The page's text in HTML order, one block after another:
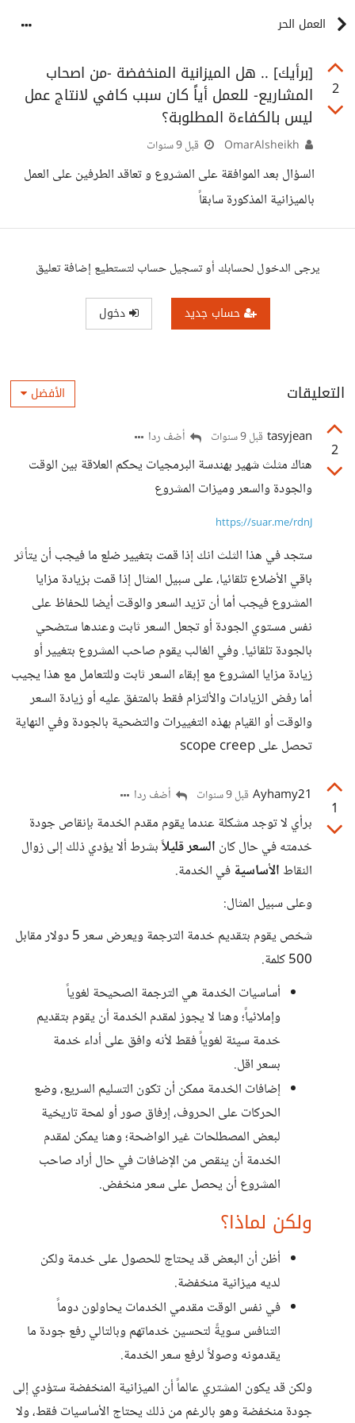
العمل الحر
2
[برأيك] .. هل الميزانية المنخفضة -من اصحاب
المشاريع- للعمل أياً كان سبب كافي لانتاج عمل
ليس بالكفاءة المطلوبة؟
قبل 9 سنوات
السؤال بعد الموافقة على المشروع و تعاقد الطرفين على العمل
بالميزانية المذكورة سابقاً
يرجى الدخول لحسابك أو تسجيل حساب لتستطيع إضافة تعليق
حساب جديد دخول
التعليقات الأفضل
2
tasyjean قبل 9 سنوات أضف ردا
هناك مثلث شهير بهندسة البرمجيات يحكم العلاقة بين الوقت
والجودة والسعر وميزات المشروع
https://suar.me/rdnJ
ستجد في هذا الثلث انك إذا قمت بتغيير ضلع ما فيجب أن يتأثر
باقي الأضلاع تلقائيا، على سبيل المثال إذا قمت بزيادة مزايا
المشروع فيجب أما أن تزيد السعر والوقت أيضا للحفاظ على
نفس مستوي الجودة أو تجعل السعر ثابت وعندها ستضحي
بالجودة تلقائيا. وفي الغالب يقوم صاحب المشروع بتغيير أو
زيادة مزايا المشروع مع إبقاء السعر ثابت وللتعامل مع هذا يجيب
أما رفض الزيادات والألتزام فقط بالمتفق عليه أو زيادة السعر
والوقت أو القيام بهذه التغييرات والتضحية بالجودة وفي النهاية
تحصل على scope creep
1
Ayhamy21 قبل 9 سنوات أضف ردا
برأي لا توجد مشكلة عندما يقوم مقدم الخدمة بإنقاص جودة
خدمته في حال كان السعر قليلاًبشرط ألا يؤدي ذلك إلى زوال
النقاطالأساسية في الخدمة.
وعلى سبيل المثال:
شخص يقوم بتقديم خدمة الترجمة ويعرض سعر 5 دولار مقابل
500 كلمة.
أساسيات الخدمة هي الترجمة الصحيحة لغوياً
وإملائياً؛ وهنا لا يجوز لمقدم الخدمة أن يقوم بتقديم
خدمة سيئة لغوياً فقط لأنه وافق على أداء خدمة
بسعر اقل.
إضافات الخدمة ممكن أن تكون التسليم السريع، وضع
الحركات على الحروف، إرفاق صور أو لمحة تاريخية
لبعض المصطلحات غير الواضحة؛ وهنا يمكن لمقدم
الخدمة أن ينقص من الإضافات في حال أراد صاحب
المشروع أن يحصل على سعر منخفض.
ولكن لماذا؟
أظن أن البعض قد يحتاج للحصول على خدمة ولكن
لديه ميزانية منخفضة.
في نفس الوقت مقدمي الخدمات يحاولون دوماً
التنافس سويةً لتحسين خدماتهم وبالتالي رفع جودة ما
يقدمونه وصولاً لرفع سعر الخدمة.
ولكن قد يكون المشتري عالماً أن الميزانية المنخفضة ستؤدي إلى
جودة منخفضة وهو بالرغم من ذلك يحتاج الأساسيات فقط، ولا